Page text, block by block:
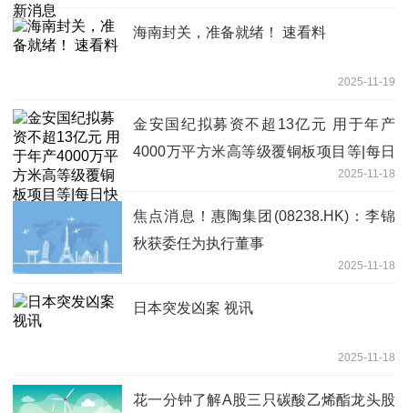
海南封关，准备就绪！ 速看料
2025-11-19
金安国纪拟募资不超13亿元 用于年产
4000万平方米高等级覆铜板项目等|每日
2025-11-18
焦点消息！惠陶集团(08238.HK)：李锦
秋获委任为执行董事
2025-11-18
日本突发凶案 视讯
2025-11-18
花一分钟了解A股三只碳酸乙烯酯龙头股